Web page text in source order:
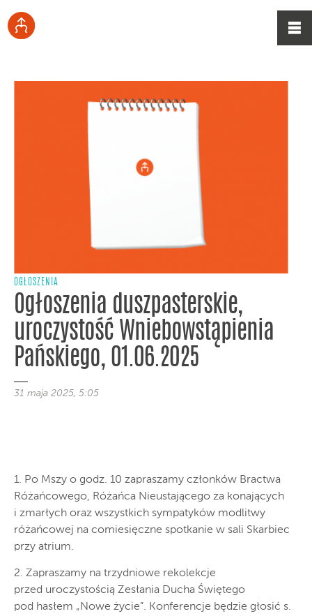
OGŁOSZENIA
Ogłoszenia duszpasterskie,
uroczystość Wniebowstąpienia
Pańskiego, 01.06.2025
31 maja 2025, 5:05
1. Po Mszy o godz. 10 zapraszamy członków Bractwa
Różańcowego, Różańca Nieustającego za konających
i zmarłych oraz wszystkich sympatyków modlitwy
różańcowej na comiesięczne spotkanie w sali Skarbiec
przy atrium.
2. Zapraszamy na trzydniowe rekolekcje
przed uroczystością Zesłania Ducha Świętego
pod hasłem „Nowe życie”. Konferencje będzie głosić s.